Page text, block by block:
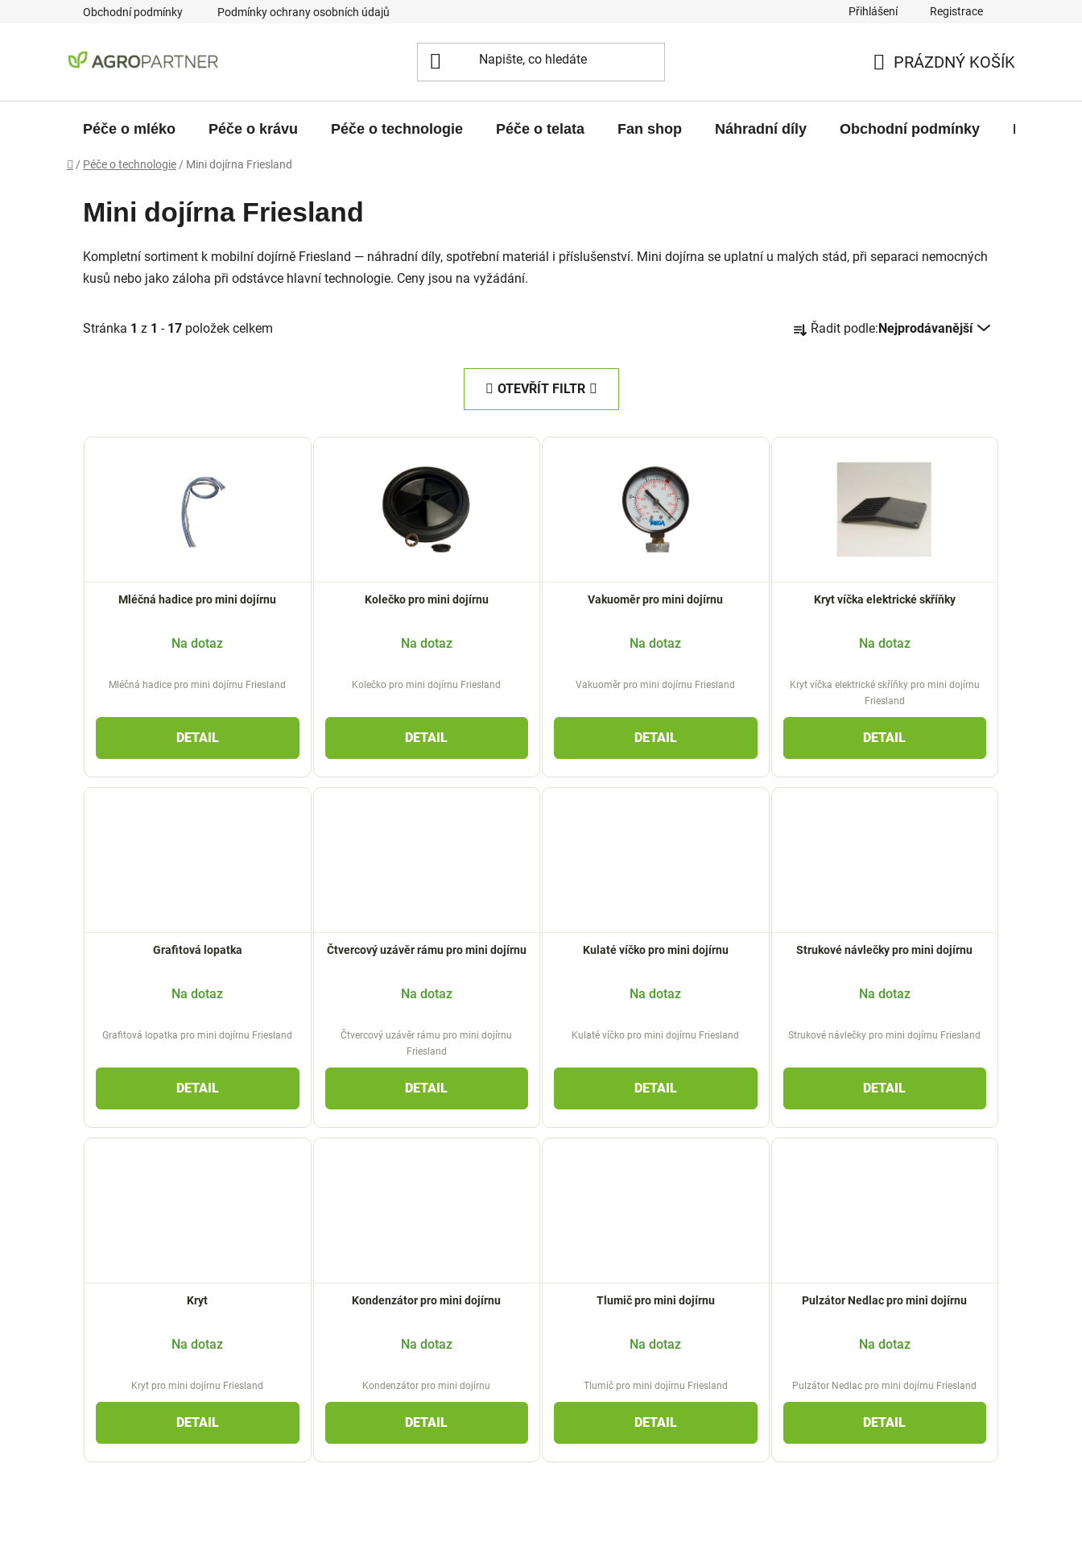
Obchodní podmínky Podmínky ochrany osobních údajů Přihlášení Registrace
KOŠÍK
PRÁZDNÝ KOŠÍK
Péče o mléko Péče o krávu Péče o technologie Péče o telata Fan shop Náhradní díly Obchodní podmínky Kontakty
Domů
/ Péče o technologie / Mini dojírna Friesland
Mini dojírna Friesland
Kompletní sortiment k mobilní dojírně Friesland — náhradní díly, spotřební materiál i příslušenství. Mini dojírna se uplatní u malých stád, při separaci nemocných
kusů nebo jako záloha při odstávce hlavní technologie. Ceny jsou na vyžádání.
Stránka 1 z 1 - 17 položek celkem
a
p
ů
Řadit podle:Nejprodávanější
OTEVŘÍT FILTR
V
o
Mléčná hadice pro mini dojírnu
Na dotaz
DETAIL
Mléčná hadice pro mini dojírnu Friesland
Kolečko pro mini dojírnu
Na dotaz
DETAIL
Kolečko pro mini dojírnu Friesland
Vakuoměr pro mini dojírnu
Na dotaz
DETAIL
Vakuoměr pro mini dojírnu Friesland
Kryt víčka elektrické skříňky
Na dotaz
DETAIL
Kryt víčka elektrické skříňky pro mini dojírnu
Friesland
Grafitová lopatka
Na dotaz
DETAIL
Grafitová lopatka pro mini dojírnu Friesland
Čtvercový uzávěr rámu pro mini dojírnu
Na dotaz
DETAIL
Čtvercový uzávěr rámu pro mini dojírnu
Friesland
Kulaté víčko pro mini dojírnu
Na dotaz
DETAIL
Kulaté víčko pro mini dojírnu Friesland
Strukové návlečky pro mini dojírnu
Na dotaz
DETAIL
Strukové návlečky pro mini dojírnu Friesland
Kryt
Na dotaz
DETAIL
Kryt pro mini dojírnu Friesland
Kondenzátor pro mini dojírnu
Na dotaz
DETAIL
Kondenzátor pro mini dojírnu
Tlumič pro mini dojírnu
Na dotaz
DETAIL
Tlumič pro mini dojírnu Friesland
Pulzátor Nedlac pro mini dojírnu
Na dotaz
DETAIL
Pulzátor Nedlac pro mini dojírnu Friesland